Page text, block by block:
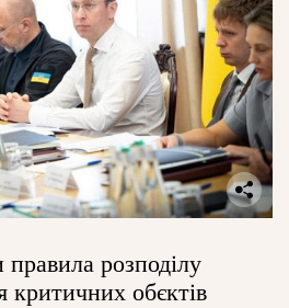
розподілу
критичних обєктів